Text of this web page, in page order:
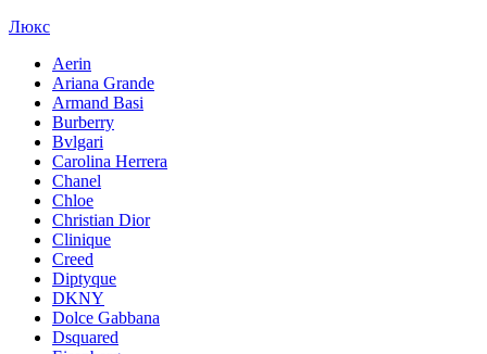
Люкс
Aerin
Ariana Grande
Armand Basi
Burberry
Bvlgari
Carolina Herrera
Chanel
Chloe
Christian Dior
Clinique
Creed
Diptyque
DKNY
Dolce Gabbana
Dsquared